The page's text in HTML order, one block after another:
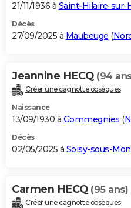
21/11/1936 à Saint-Hilaire-sur-
Décès
27/09/2025 à Maubeuge (
Jeannine HECQ (94
Créer une cagnotte obsèques
Naissance
13/09/1930 à Gommegnies (
Décès
02/05/2025 à Soisy-sous-
Carmen HECQ (95 ans)
Créer une cagnotte obsèques